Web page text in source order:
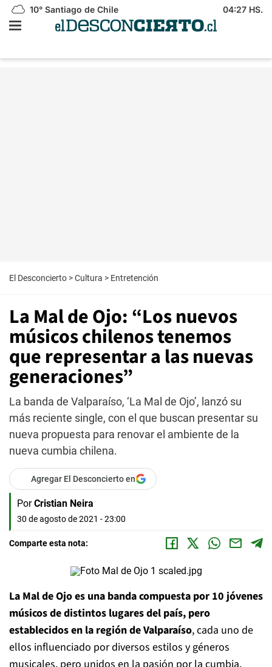
10° Santiago de Chile 04:27 HS.
El Desconcierto >Cultura > Entretención
La Mal de Ojo: “Los nuevos
músicos chilenos tenemos
que representar a las nuevas
generaciones”
La banda de Valparaíso, ‘La Mal de Ojo’, lanzó su
más reciente single, con el que buscan presentar su
nueva propuesta para renovar el ambiente de la
nueva cumbia chilena.
Agregar El Desconcierto en
Por Cristian Neira
30 de agosto de 2021 - 23:00
Comparte esta nota:
La Mal de Ojo es una banda compuesta por 10 jóvenes
músicos de distintos lugares del país, pero
establecidos en la región de Valparaíso, cada uno de
ellos influenciado por diversos estilos y géneros